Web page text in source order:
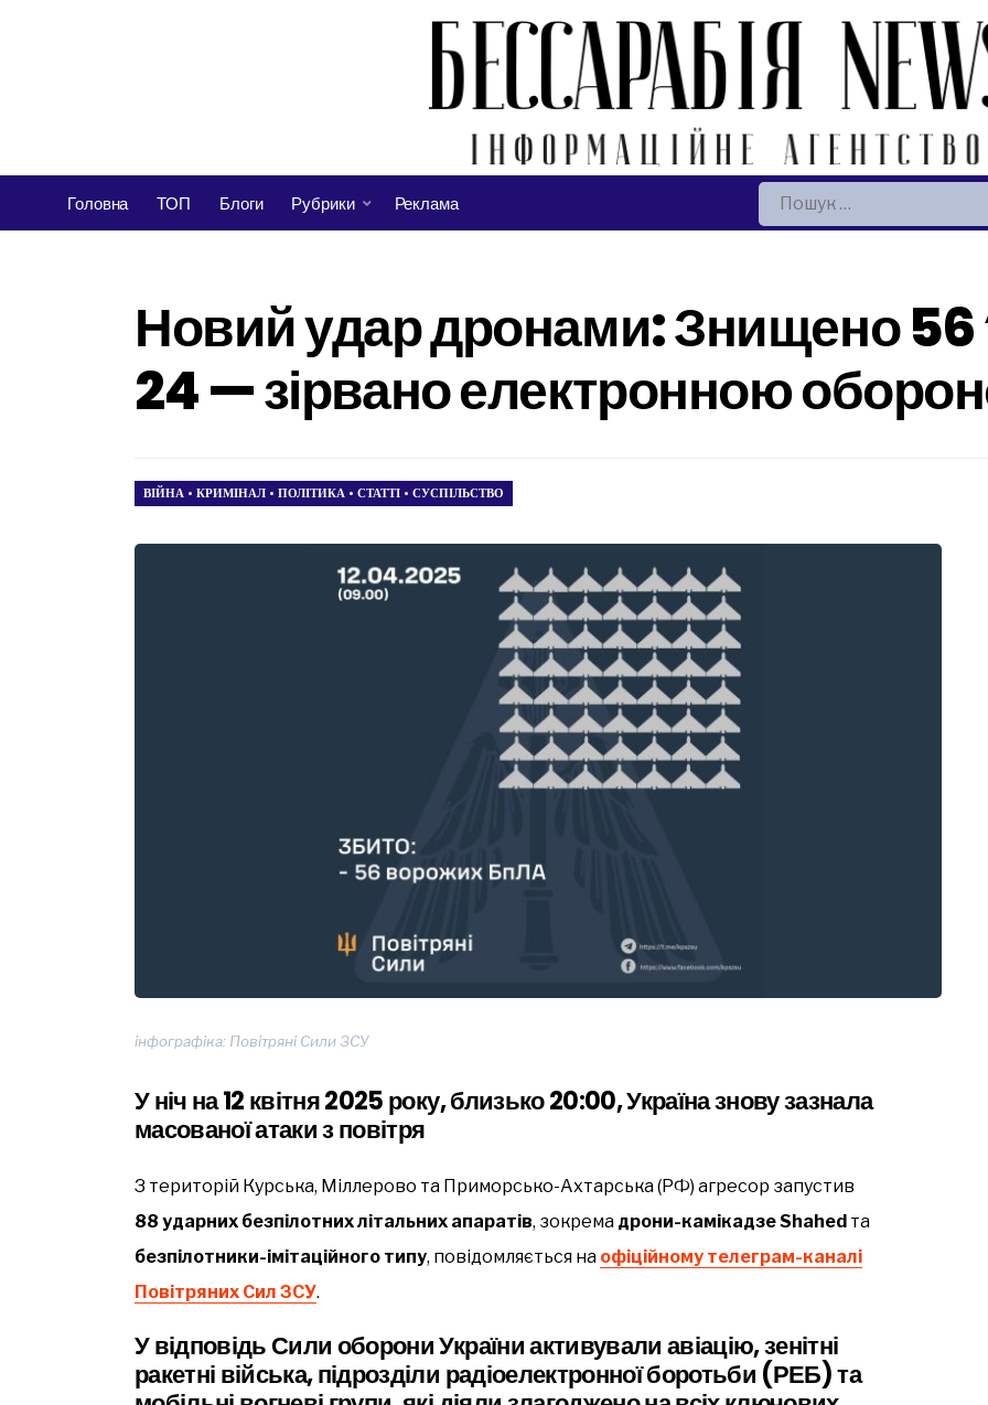
Головна ТОП Блоги Рубрики Реклама Пошук:
Новий удар дронами: Знищено
24 — зірвано електронною
ВІЙНА • КРИМІНАЛ • ПОЛІТИКА • СТАТТІ • СУСПІЛЬСТВО
інфографіка: Повітряні Сили ЗСУ
У ніч на 12 квітня 2025 року, близько 20:00, Україна знову зазнала
масованої атаки з повітря
З територій Курська, Міллерово та Приморсько-Ахтарська (РФ) агресор запустив
88 ударних безпілотних літальних апаратів, зокрема дрони-камікадзе Shahed та
безпілотники-імітаційного типу, повідомляється на офіційному телеграм-каналі
Повітряних Сил ЗСУ.
У відповідь Сили оборони України активували авіацію, зенітні
ракетні війська, підрозділи радіоелектронної боротьби (РЕБ) та